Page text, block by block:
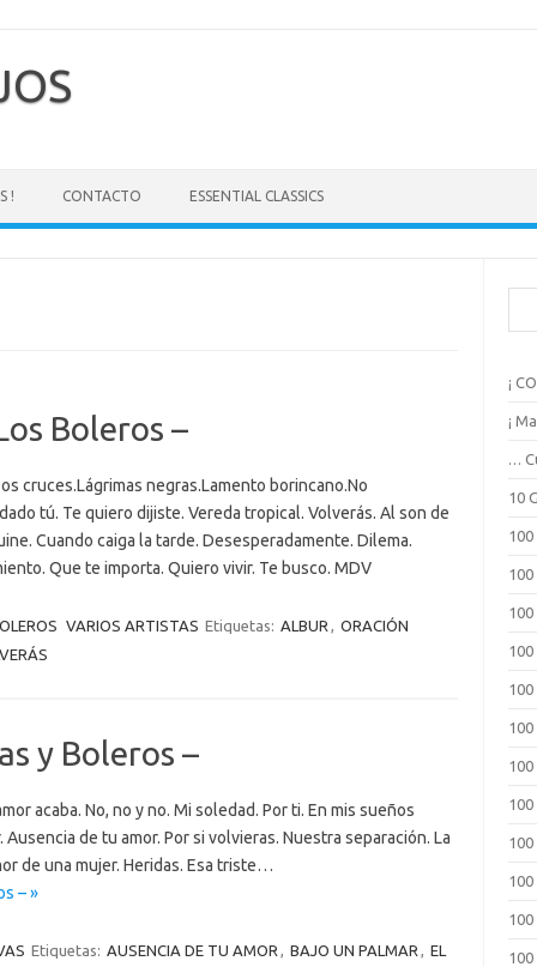
! CONTACTO ESSENTIAL CLASSICS
Boleros –
cruces.Lágrimas negras.Lamento borincano.No
tú. Te quiero dijiste. Vereda tropical. Volverás. Al son de
Cuando caiga la tarde. Desesperadamente. Dilema.
Que te importa. Quiero vivir. Te busco. MDV
VARIOS ARTISTAS Etiquetas: ALBUR , ORACIÓN
y Boleros –
acaba. No, no y no. Mi soledad. Por ti. En mis sueños
de tu amor. Por si volvieras. Nuestra separación. La
de una mujer. Heridas. Esa triste…
– »
Etiquetas: AUSENCIA DE TU AMOR , BAJO UN PALMAR , EL
a
¡
¡
…
10
100
100
100
100
100
100
100
100
100
100
100
100